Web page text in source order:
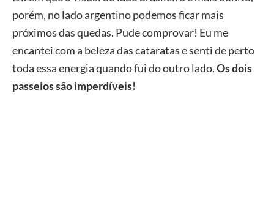
porém, no lado argentino podemos ficar mais
próximos das quedas. Pude comprovar! Eu me
encantei com a beleza das cataratas e senti de perto
toda essa energia quando fui do outro lado.Os dois
passeios são imperdíveis!